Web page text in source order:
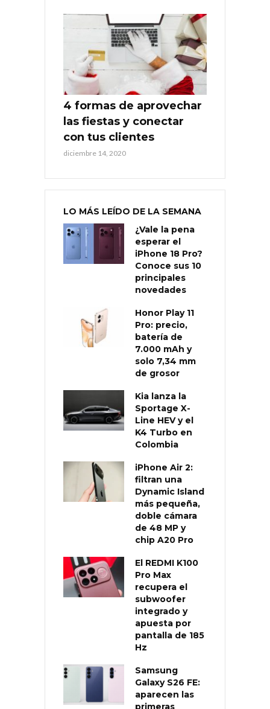
4 formas de aprovechar
las fiestas y conectar
con tus clientes
diciembre 14, 2020
LO MÁS LEÍDO DE LA SEMANA
¿Vale la pena
esperar el
iPhone 18 Pro?
Conoce sus 10
principales
novedades
Honor Play 11
Pro: precio,
batería de
7.000 mAh y
solo 7,34 mm
de grosor
Kia lanza la
Sportage X-
Line HEV y el
K4 Turbo en
Colombia
iPhone Air 2:
filtran una
Dynamic Island
más pequeña,
doble cámara
de 48 MP y
chip A20 Pro
El REDMI K100
Pro Max
recupera el
subwoofer
integrado y
apuesta por
pantalla de 185
Hz
Samsung
Galaxy S26 FE:
aparecen las
primeras